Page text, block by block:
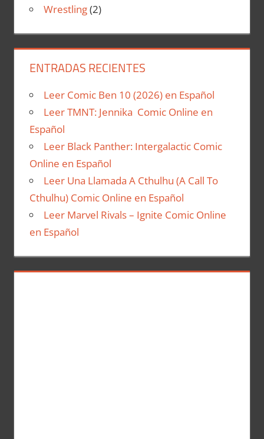
Wrestling(2)
ENTRADAS RECIENTES
Leer Comic Ben 10 (2026) en Español
Leer TMNT: Jennika Comic Online en
Español
Leer Black Panther: Intergalactic Comic
Online en Español
Leer Una Llamada A Cthulhu (A Call To
Cthulhu) Comic Online en Español
Leer Marvel Rivals – Ignite Comic Online
en Español